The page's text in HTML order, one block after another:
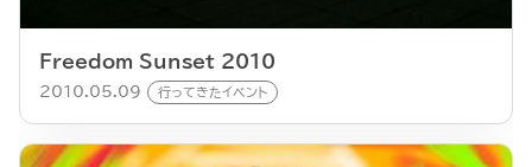
Freedom Sunset 2010
2010.05.09 行ってきたイベント